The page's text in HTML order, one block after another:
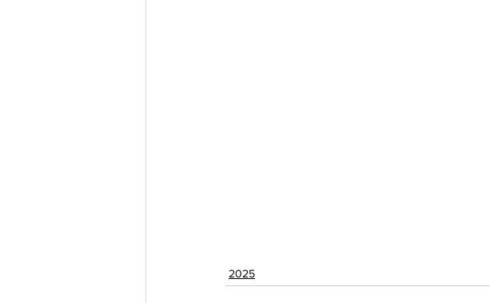
2025